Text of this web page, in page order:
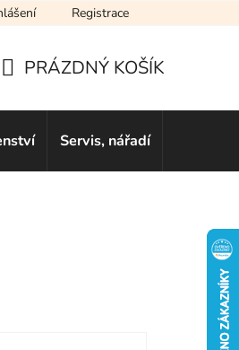
Obchodní podmínky
Registrace
KOŠÍK
PRÁZDNÝ KOŠÍK
Servis, nářadí